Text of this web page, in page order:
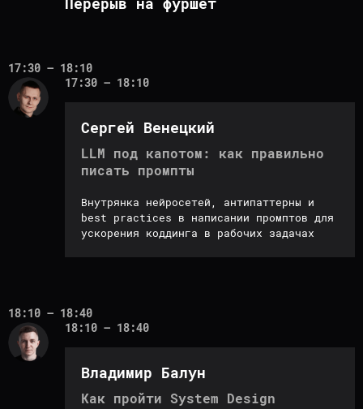
17:30 – 18:10
17:30 – 18:10
Сергей Венецкий
LLM под капотом: как правильно
писать промпты
Внутрянка нейросетей, антипаттерны и
best practices в написании промптов для
ускорения коддинга в рабочих задачах
18:10 – 18:40
18:10 – 18:40
Владимир Балун
Как пройти System Design
А ЕЩЕ ПОДАРКИ
ЗА ЛУЧШИЕ ВОПРОСЫ
Скидки
Бесплатные mock-
Сертификаты
на бесплатное
Книги для роста
в backend.Все,